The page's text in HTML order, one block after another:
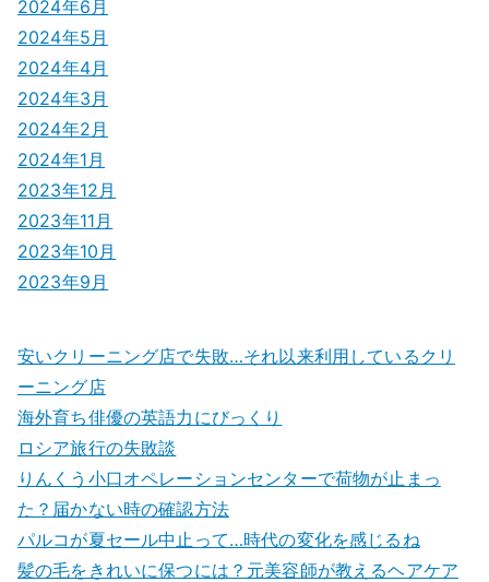
2024年6月
2024年5月
2024年4月
2024年3月
2024年2月
2024年1月
2023年12月
2023年11月
2023年10月
2023年9月
安いクリーニング店で失敗…それ以来利用しているクリ
ーニング店
海外育ち俳優の英語力にびっくり
ロシア旅行の失敗談
りんくう小口オペレーションセンターで荷物が止まっ
た？届かない時の確認方法
パルコが夏セール中止って…時代の変化を感じるね
髪の毛をきれいに保つには？元美容師が教えるヘアケア